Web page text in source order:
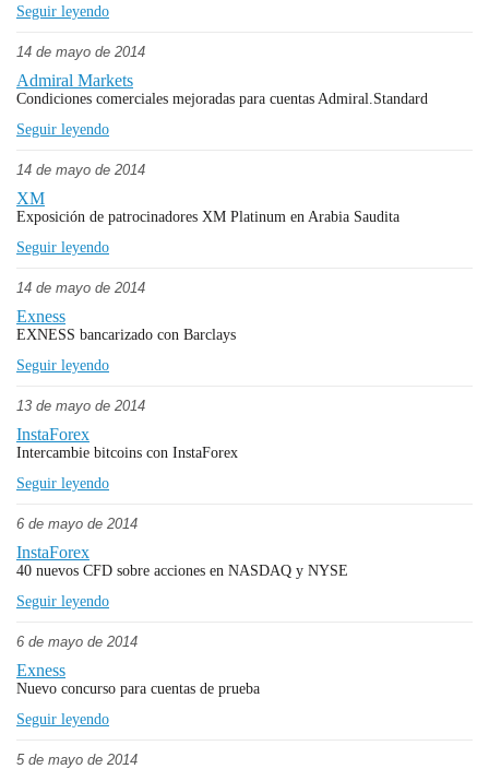
Seguir leyendo
14 de mayo de 2014
Admiral Markets
Condiciones comerciales mejoradas para cuentas Admiral.Standard
Seguir leyendo
14 de mayo de 2014
XM
Exposición de patrocinadores XM Platinum en Arabia Saudita
Seguir leyendo
14 de mayo de 2014
Exness
EXNESS bancarizado con Barclays
Seguir leyendo
13 de mayo de 2014
InstaForex
Intercambie bitcoins con InstaForex
Seguir leyendo
6 de mayo de 2014
InstaForex
40 nuevos CFD sobre acciones en NASDAQ y NYSE
Seguir leyendo
6 de mayo de 2014
Exness
Nuevo concurso para cuentas de prueba
Seguir leyendo
5 de mayo de 2014